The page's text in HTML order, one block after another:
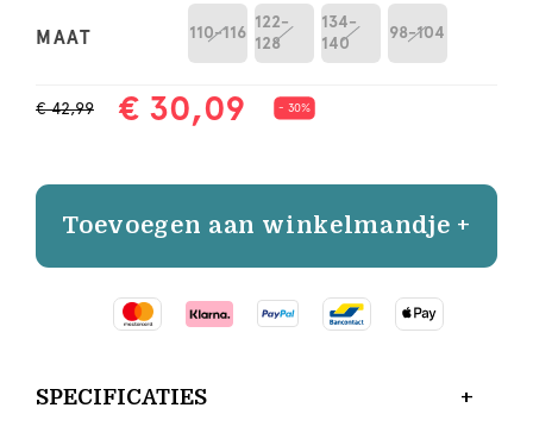
MAAT 110-116
122-
128
134-
140
98-104
€ 42,99 € 30,09 - 30%
Toevoegen aan winkelmandje +
SPECIFICATIES